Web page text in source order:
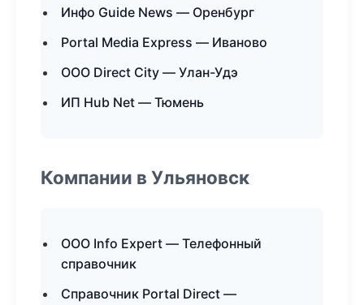
Инфо Guide News — Оренбург
Portal Media Express — Иваново
ООО Direct City — Улан-Удэ
ИП Hub Net — Тюмень
Компании в Ульяновск
ООО Info Expert — Телефонный
справочник
Справочник Portal Direct —